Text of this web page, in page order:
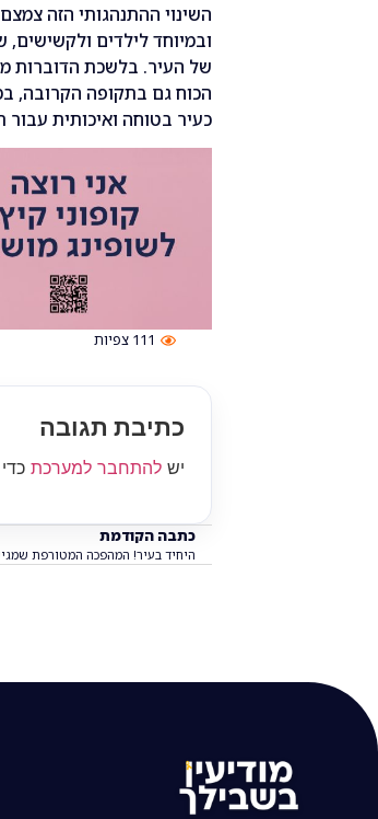
השינוי ההתנהגותי הזה
ובמיוחד לילדים
של העיר. בלשכת הדוברות
הכוח גם בתקופה הקרובה,
כעיר בטוחה ואיכותית עבור
111 צפיות
כתיבת תגובה
יש להתחבר למערכת
כתבה הקודמת